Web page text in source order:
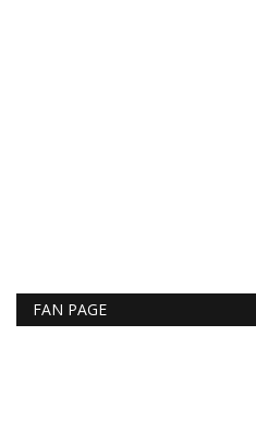
FAN PAGE